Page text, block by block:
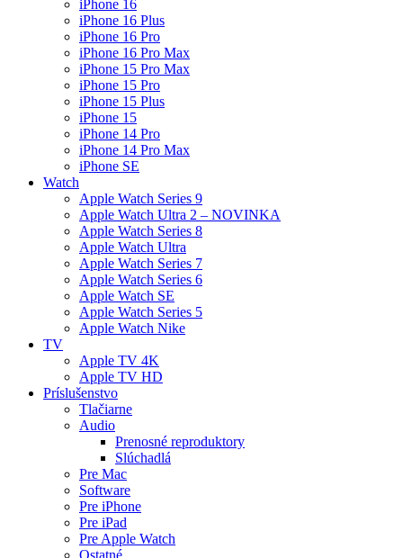
iPhone 16
iPhone 16 Plus
iPhone 16 Pro
iPhone 16 Pro Max
iPhone 15 Pro Max
iPhone 15 Pro
iPhone 15 Plus
iPhone 15
iPhone 14 Pro
iPhone 14 Pro Max
iPhone SE
Watch
Apple Watch Series 9
Apple Watch Ultra 2 – NOVINKA
Apple Watch Series 8
Apple Watch Ultra
Apple Watch Series 7
Apple Watch Series 6
Apple Watch SE
Apple Watch Series 5
Apple Watch Nike
TV
Apple TV 4K
Apple TV HD
Príslušenstvo
Tlačiarne
Audio
Prenosné reproduktory
Slúchadlá
Pre Mac
Software
Pre iPhone
Pre iPad
Pre Apple Watch
Ostatné